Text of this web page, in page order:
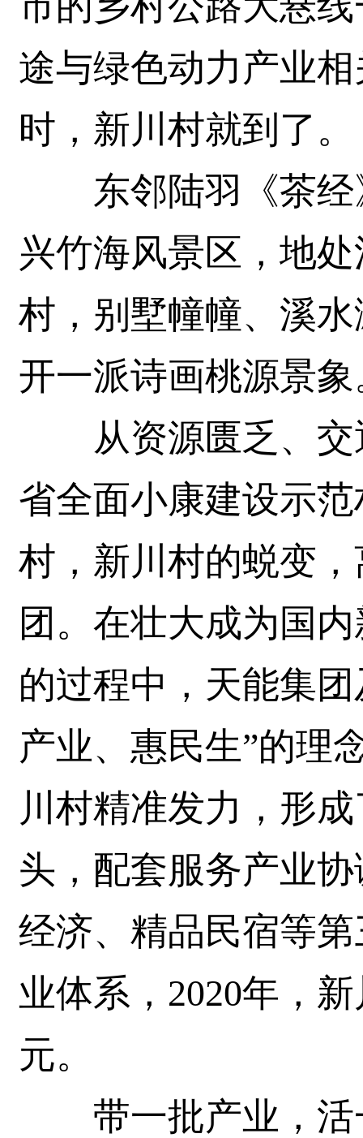
途与绿色动力产业
时，新川村就到了。
东邻陆羽《茶经
兴竹海风景区，地
村，别墅幢幢、溪
开一派诗画桃源景象
从资源匮乏、交
省全面小康建设示
村，新川村的蜕变
团。在壮大成为国
的过程中，天能集
产业、惠民生”的理
川村精准发力，形
头，配套服务产业
经济、精品民宿等
业体系，2020年，
元。
带一批产业，活